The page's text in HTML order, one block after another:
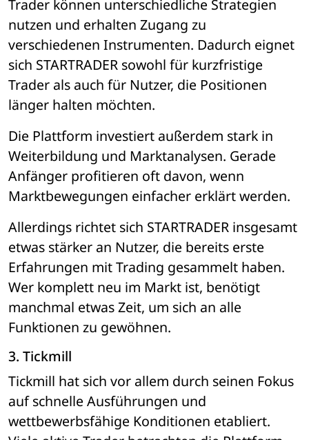
Trader können unterschiedliche Strategien
nutzen und erhalten Zugang zu
verschiedenen Instrumenten. Dadurch eignet
sich STARTRADER sowohl für kurzfristige
Trader als auch für Nutzer, die Positionen
länger halten möchten.
Die Plattform investiert außerdem stark in
Weiterbildung und Marktanalysen. Gerade
Anfänger profitieren oft davon, wenn
Marktbewegungen einfacher erklärt werden.
Allerdings richtet sich STARTRADER insgesamt
etwas stärker an Nutzer, die bereits erste
Erfahrungen mit Trading gesammelt haben.
Wer komplett neu im Markt ist, benötigt
manchmal etwas Zeit, um sich an alle
Funktionen zu gewöhnen.
3. Tickmill
Tickmill hat sich vor allem durch seinen Fokus
auf schnelle Ausführungen und
wettbewerbsfähige Konditionen etabliert.